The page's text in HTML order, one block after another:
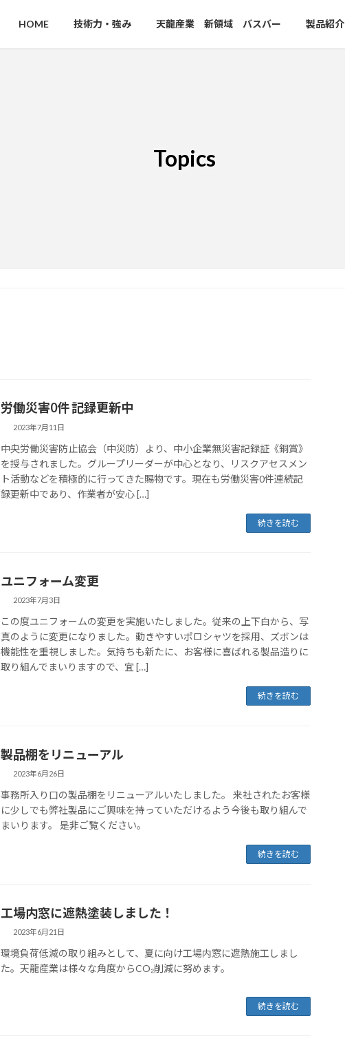
HOME 技術力・強み 天龍産業 新領域 バスバー 製品紹介
Topics
労働災害0件 記録更新中
2023年7月11日
中央労働災害防止協会（中災防）より、中小企業無災害記録証《銅賞》
を授与されました。グループリーダーが中心となり、リスクアセスメン
ト活動などを積極的に行ってきた賜物です。現在も労働災害0件連続記
録更新中であり、作業者が安心 […]
続きを読む
ユニフォーム変更
2023年7月3日
この度ユニフォームの変更を実施いたしました。従来の上下白から、写
真のように変更になりました。動きやすいポロシャツを採用、ズボンは
機能性を重視しました。気持ちも新たに、お客様に喜ばれる製品造りに
取り組んでまいりますので、宜 […]
続きを読む
製品棚をリニューアル
2023年6月26日
事務所入り口の製品棚をリニューアルいたしました。 来社されたお客様
に少しでも弊社製品にご興味を持っていただけるよう今後も取り組んで
まいります。 是非ご覧ください。
続きを読む
工場内窓に遮熱塗装しました！
2023年6月21日
環境負荷低減の取り組みとして、夏に向け工場内窓に遮熱施工しまし
た。天龍産業は様々な角度からCO₂削減に努めます。
続きを読む